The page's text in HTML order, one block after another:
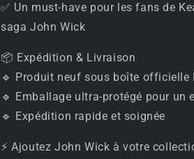
✅ Un must-have pour les fans de
saga John Wick
📦 Expédition & Livraison
🔹 Produit neuf sous boîte officielle
🔹 Emballage ultra-protégé pour un
🔹 Expédition rapide et soignée
⚡ Ajoutez John Wick à votre